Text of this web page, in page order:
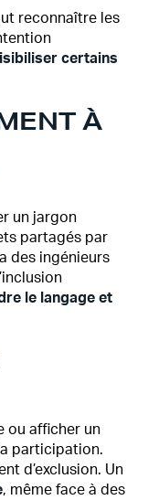
reconnaître les
certains
À
un jargon
partagés par
des ingénieurs
le langage et
ou afficher un
participation.
d’exclusion. Un
, même face à des